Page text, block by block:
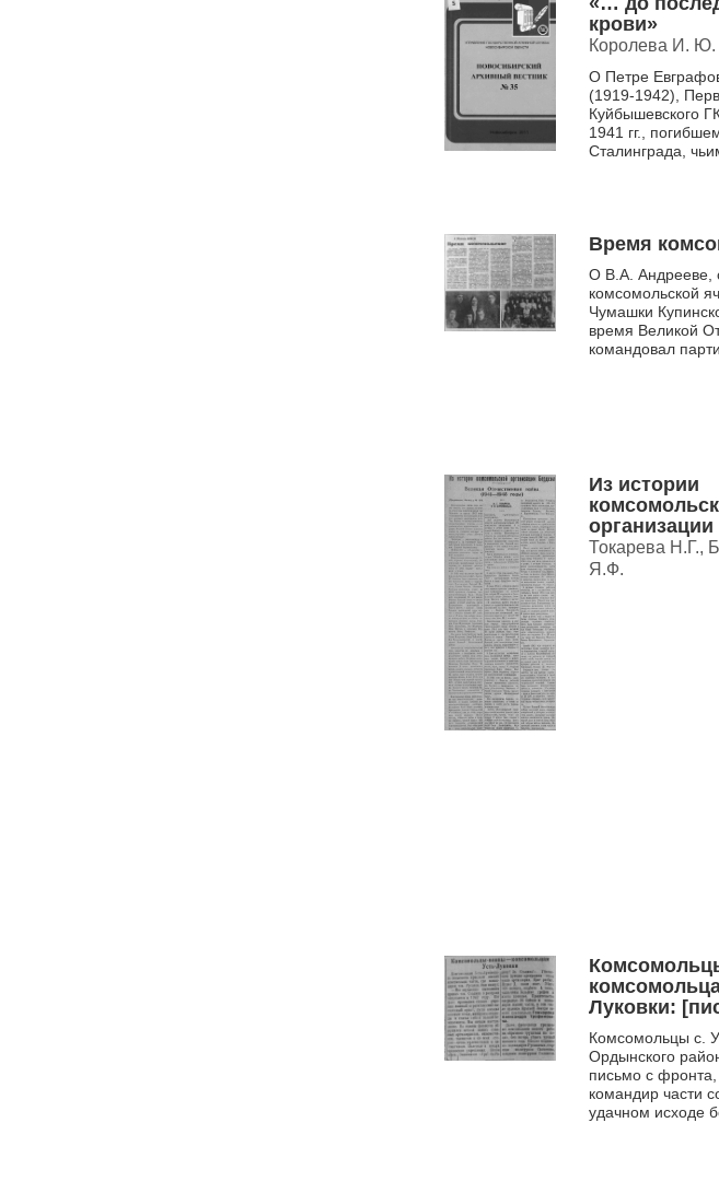
крови»
Королева И. Ю.
О Петре
(1919-1942),
Куйбышевского
1941 гг.,
Сталинграда,
Время
О В.А. Андрееве,
комсомольской
Чумашки
время Великой
командовал
Из истории
Токарева Н.Г.,
Я.Ф.
Луковки:
фронта]
Комсомольцы с.
Ордынского
письмо с фронта,
командир части
удачном исходе